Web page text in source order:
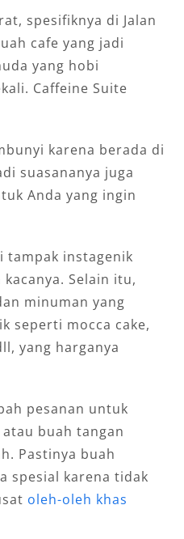
spesifiknya di Jalan
cafe yang jadi
yang hobi
Caffeine Suite
karena berada di
suasananya juga
Anda yang ingin
tampak instagenik
Selain itu,
minuman yang
seperti mocca cake,
yang harganya
pesanan untuk
buah tangan
Pastinya buah
spesial karena tidak
oleh-oleh khas